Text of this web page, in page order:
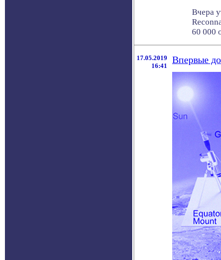
Вчера
60 000
17.05.2019
16:41
Впервые